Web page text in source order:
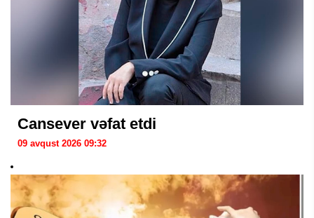
Cansever vəfat etdi
09 avqust 2026 09:32